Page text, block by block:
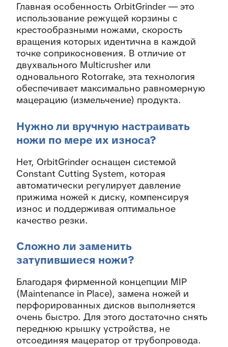
Главная особенность OrbitGrinder — это
использование режущей корзины с
крестообразными ножами, скорость
вращения которых идентична в каждой
точке соприкосновения. В отличие от
двухвального Multicrusher или
одновального Rotorrake, эта технология
обеспечивает максимально равномерную
мацерацию (измельчение) продукта.
Нужно ли вручную настраивать
ножи по мере их износа?
Нет, OrbitGrinder оснащен системой
Constant Cutting System, которая
автоматически регулирует давление
прижима ножей к диску, компенсируя
износ и поддерживая оптимальное
качество резки.
Сложно ли заменить
затупившиеся ножи?
Благодаря фирменной концепции MIP
(Maintenance in Place), замена ножей и
перфорированных дисков выполняется
очень быстро. Для этого достаточно снять
переднюю крышку устройства, не
отсоединяя мацератор от трубопровода.